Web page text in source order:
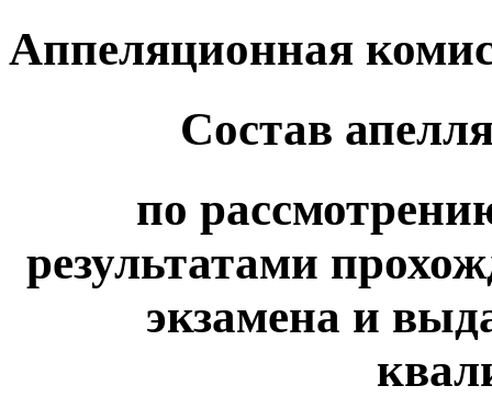
Аппеляционная
Состав
по
результатами
экзамена и